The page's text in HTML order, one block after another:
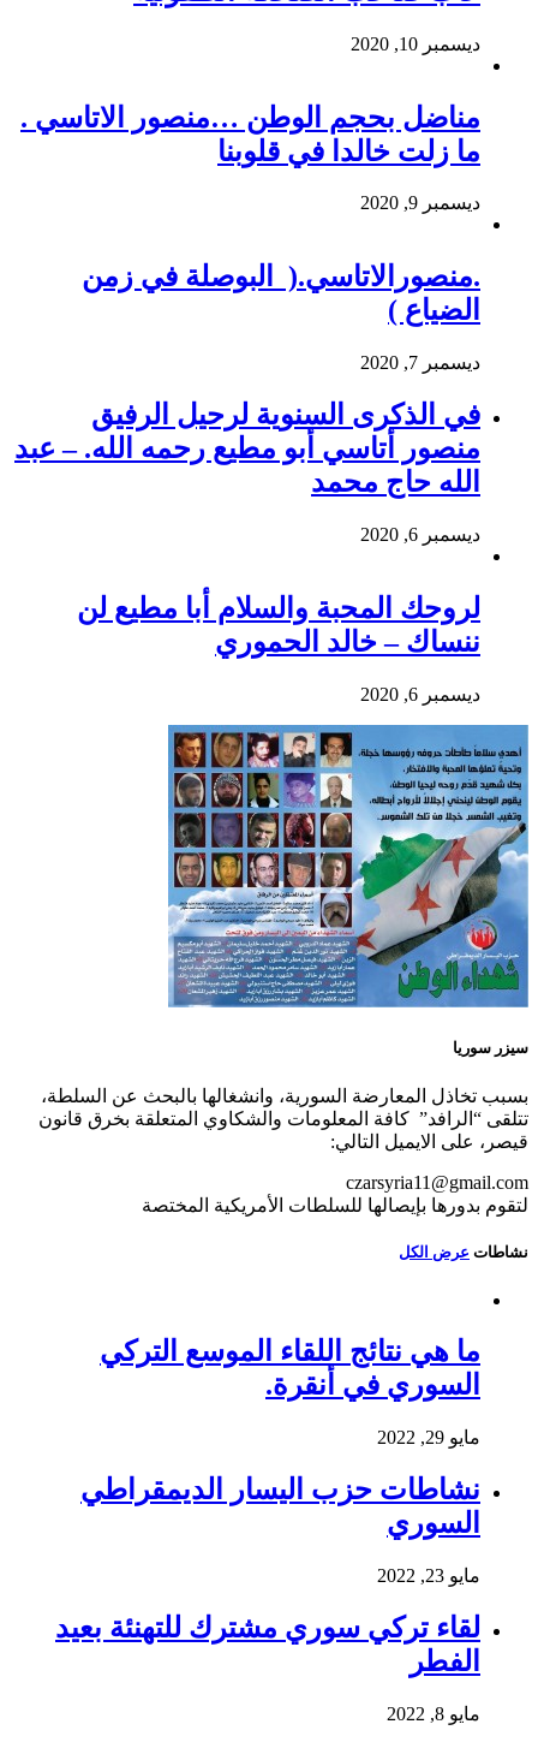
ديسمبر 10, 2020
مناضل بحجم الوطن …منصور الاتاسي .
ما زلت خالدا في قلوبنا
ديسمبر 9, 2020
.منصورالاتاسي.( البوصلة في زمن
الضياع )
ديسمبر 7, 2020
في الذكرى السنوية لرحيل الرفيق
منصور أتاسي أبو مطيع رحمه الله. – عبد
الله حاج محمد
ديسمبر 6, 2020
لروحك المحبة والسلام أبا مطيع لن
ننساك – خالد الحموري
ديسمبر 6, 2020
سيزر سوريا
بسبب تخاذل المعارضة السورية، وانشغالها بالبحث عن السلطة،
تتلقى “الرافد” كافة المعلومات والشكاوي المتعلقة بخرق قانون
قيصر، على الايميل التالي:
czarsyria11@gmail.com
لتقوم بدورها بإيصالها للسلطات الأمريكية المختصة
نشاطات عرض الكل
ما هي نتائج اللقاء الموسع التركي
السوري في أنقرة.
مايو 29, 2022
نشاطات حزب اليسار الديمقراطي
السوري
مايو 23, 2022
لقاء تركي سوري مشترك للتهنئة بعيد
الفطر
مايو 8, 2022